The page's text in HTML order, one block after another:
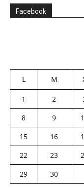
Facebook
L M
1 2
8
9
15
16
22
23
29
30